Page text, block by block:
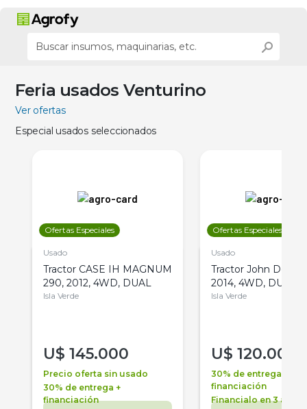
Feria usados Venturino
Ver ofertas
Especial usados seleccionados
Ofertas Especiales
Usado
Tractor CASE IH MAGNUM
290, 2012, 4WD, DUAL
Isla Verde
U$ 145.000
Precio oferta sin usado
30% de entrega +
financiación
Ofertas Especiales
Usado
Tractor John Deere
2014, 4WD, DUAL
Isla Verde
U$ 120.000
30% de entrega +
financiación
Financialo en 3 años